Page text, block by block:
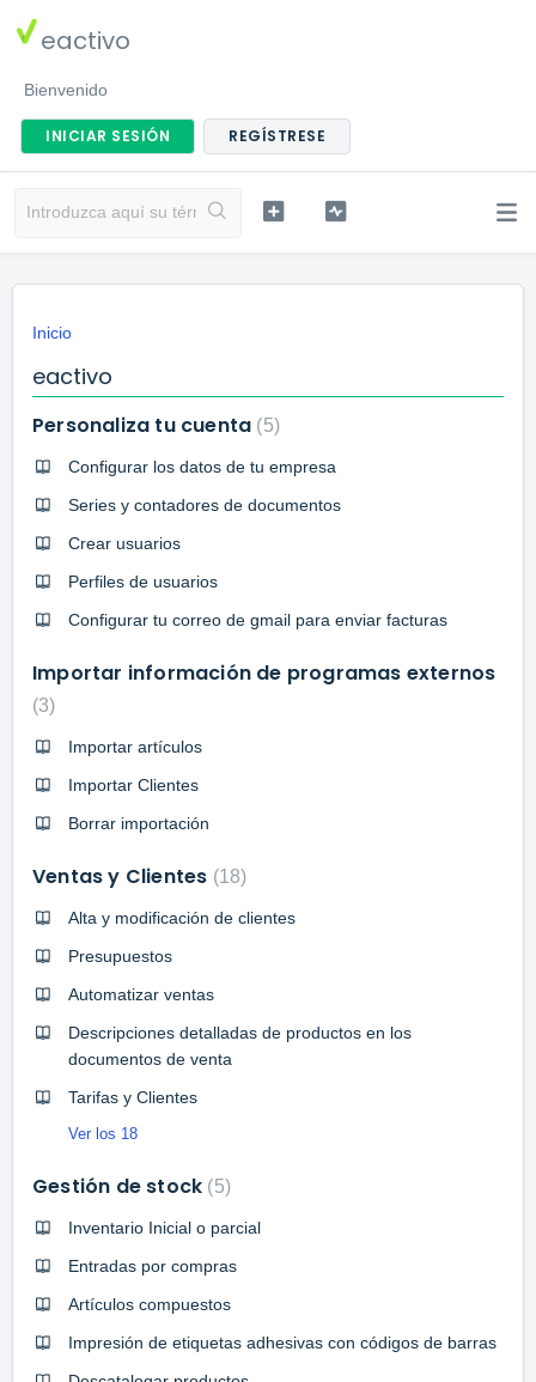
eactivo
Bienvenido
INICIAR SESIÓN REGÍSTRESE
Inicio
eactivo
Personaliza tu cuenta 5
Configurar los datos de tu empresa
Series y contadores de documentos
Crear usuarios
Perfiles de usuarios
Configurar tu correo de gmail para enviar facturas
Importar información de programas externos
3
Importar artículos
Importar Clientes
Borrar importación
Ventas y Clientes 18
Alta y modificación de clientes
Presupuestos
Automatizar ventas
Descripciones detalladas de productos en los
documentos de venta
Tarifas y Clientes
Ver los 18
Gestión de stock 5
Inventario Inicial o parcial
Entradas por compras
Artículos compuestos
Impresión de etiquetas adhesivas con códigos de barras